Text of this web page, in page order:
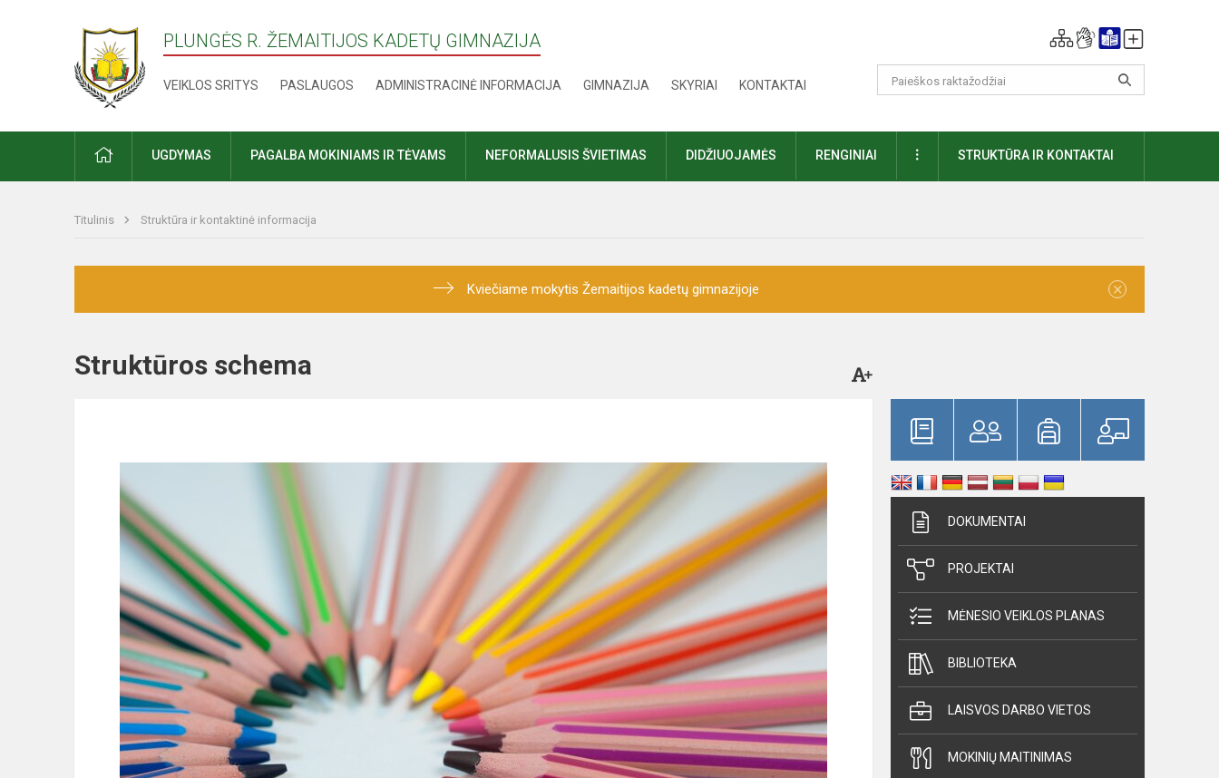
PLUNGĖS R. ŽEMAITIJOS KADETŲ GIMNAZIJA
VEIKLOS SRITYS PASLAUGOS ADMINISTRACINĖ INFORMACIJA GIMNAZIJA SKYRIAI KONTAKTAI
PRADŽIAUGDYMAS PAGALBA MOKINIAMS IR TĖVAMS NEFORMALUSIS ŠVIETIMAS DIDŽIUOJAMĖS RENGINIAI DAUGIAUSTRUKTŪRA IR KONTAKTAI
Titulinis Struktūra ir kontaktinė informacija
Kviečiame mokytis Žemaitijos kadetų gimnazijoje ×
Struktūros schema
DOKUMENTAI
PROJEKTAI
MĖNESIO VEIKLOS PLANAS
BIBLIOTEKA
LAISVOS DARBO VIETOS
MOKINIŲ MAITINIMAS